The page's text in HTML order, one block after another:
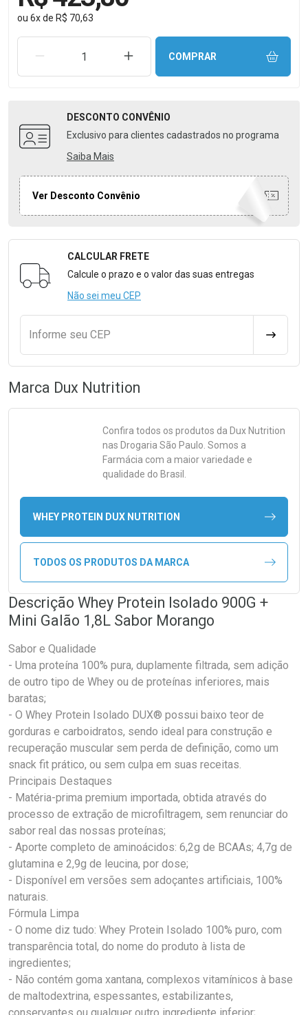
ou 6xde R$ 70,63
REMOVER UMA UNIDADEAUMENTAR UMA UNIDADE
COMPRAR
DESCONTO CONVÊNIO
Exclusivo para clientes cadastrados no programa
Saiba Mais
Ver Desconto Convênio
Formulário para Calcular o Frete
CALCULAR FRETE
Calcule o prazo e o valor das suas entregas
Não sei meu CEP
Informe seu CEP
Marca Dux Nutrition
Confira todos os produtos da Dux Nutrition
nas Drogaria São Paulo. Somos a
Farmácia com a maior variedade e
qualidade do Brasil.
WHEY PROTEIN DUX NUTRITION
TODOS OS PRODUTOS DA MARCA
Descrição Whey Protein Isolado 900G +
Mini Galão 1,8L Sabor Morango
Sabor e Qualidade
- Uma proteína 100% pura, duplamente filtrada, sem adição
de outro tipo de Whey ou de proteínas inferiores, mais
baratas;
- O Whey Protein Isolado DUX® possui baixo teor de
gorduras e carboidratos, sendo ideal para construção e
recuperação muscular sem perda de definição, como um
snack fit prático, ou sem culpa em suas receitas.
Principais Destaques
- Matéria-prima premium importada, obtida através do
processo de extração de microfiltragem, sem renunciar do
sabor real das nossas proteínas;
- Aporte completo de aminoácidos: 6,2g de BCAAs; 4,7g de
glutamina e 2,9g de leucina, por dose;
- Disponível em versões sem adoçantes artificiais, 100%
naturais.
Fórmula Limpa
- O nome diz tudo: Whey Protein Isolado 100% puro, com
transparência total, do nome do produto à lista de
ingredientes;
- Não contém goma xantana, complexos vitamínicos à base
de maltodextrina, espessantes, estabilizantes,